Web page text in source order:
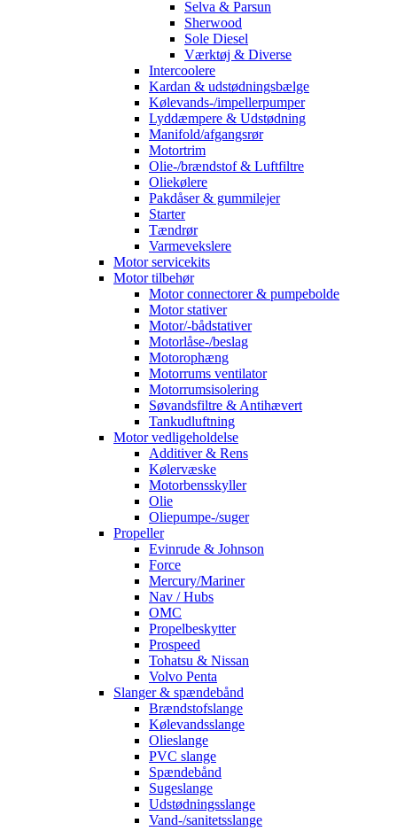
Selva & Parsun
Sherwood
Sole Diesel
Værktøj & Diverse
Intercoolere
Kardan & udstødningsbælge
Kølevands-/impellerpumper
Lyddæmpere & Udstødning
Manifold/afgangsrør
Motortrim
Olie-/brændstof & Luftfiltre
Oliekølere
Pakdåser & gummilejer
Starter
Tændrør
Varmevekslere
Motor servicekits
Motor tilbehør
Motor connectorer & pumpebolde
Motor stativer
Motor/-bådstativer
Motorlåse-/beslag
Motorophæng
Motorrums ventilator
Motorrumsisolering
Søvandsfiltre & Antihævert
Tankudluftning
Motor vedligeholdelse
Additiver & Rens
Kølervæske
Motorbensskyller
Olie
Oliepumpe-/suger
Propeller
Evinrude & Johnson
Force
Mercury/Mariner
Nav / Hubs
OMC
Propelbeskytter
Prospeed
Tohatsu & Nissan
Volvo Penta
Slanger & spændebånd
Brændstofslange
Kølevandsslange
Olieslange
PVC slange
Spændebånd
Sugeslange
Udstødningsslange
Vand-/sanitetsslange